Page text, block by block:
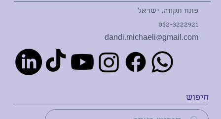
פתח תקווה, ישראל
052-3222921
dandi.michaeli@gmail.com
חיפוש